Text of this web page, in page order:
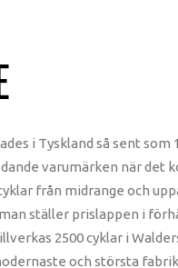
i Tyskland så sent
varumärken när det
från midrange och
ställer prislappen i
2500 cyklar i
och största